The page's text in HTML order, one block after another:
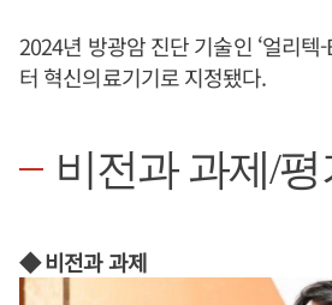
2024년 방광암 진단 기술인 ‘얼리텍
터 혁신의료기기로 지정됐다.
비전과 과제/평
◆ 비전과 과제